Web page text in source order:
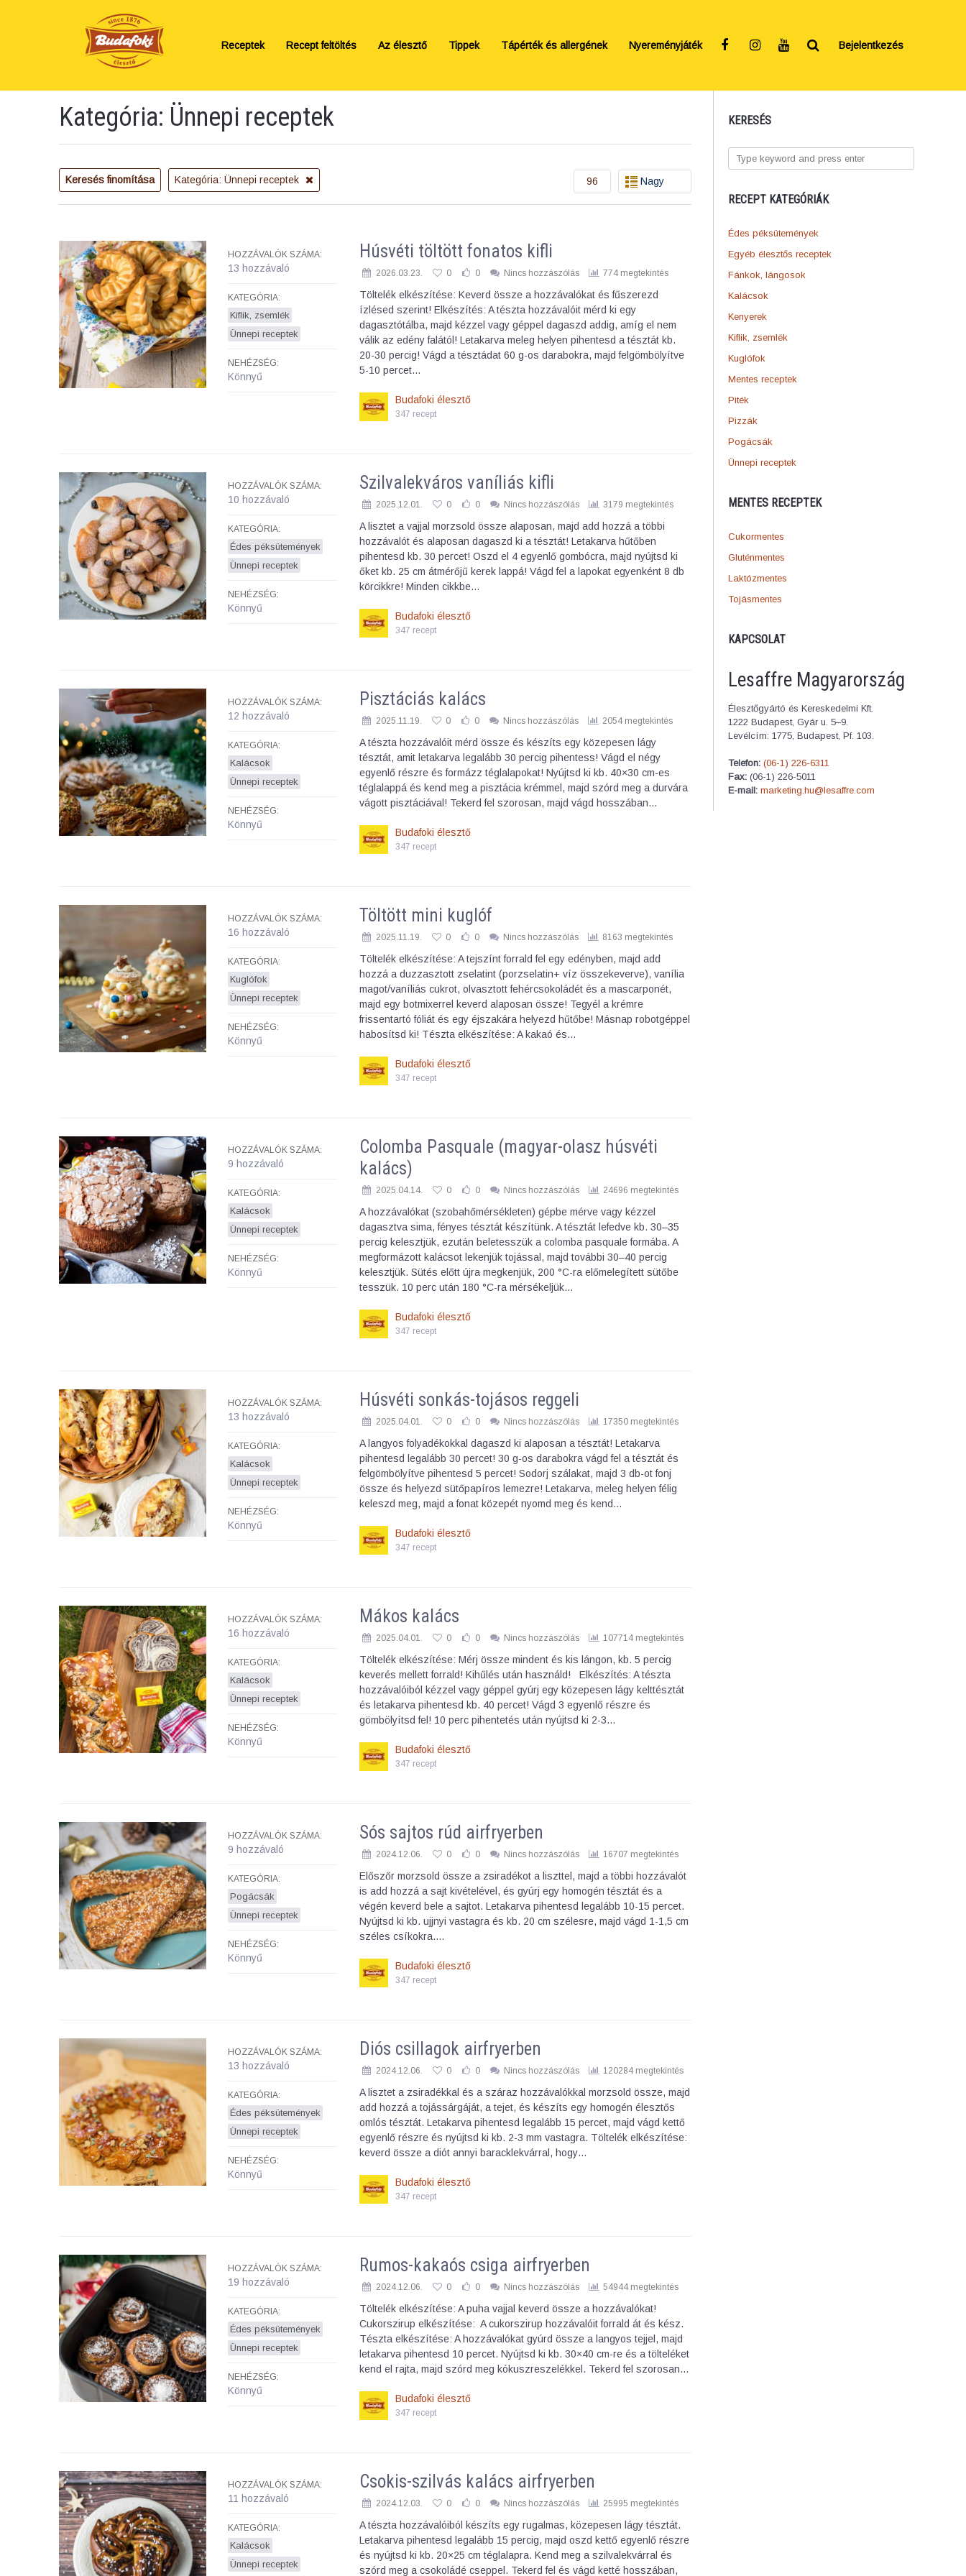
Receptek Recept feltöltés Az élesztő Tippek Tápérték és allergének Nyereményjáték Bejelentkezés
KERESÉS
RECEPT KATEGÓRIÁK
Édes péksütemények
Egyéb élesztős receptek
Fánkok, lángosok
Kalácsok
Kenyerek
Kiflik, zsemlék
Kuglófok
Mentes receptek
Piték
Pizzák
Pogácsák
Ünnepi receptek
MENTES RECEPTEK
Cukormentes
Gluténmentes
Laktózmentes
Tojásmentes
KAPCSOLAT
Lesaffre Magyarország
Élesztőgyártó és Kereskedelmi Kft.
1222 Budapest, Gyár u. 5–9.
Levélcím: 1775, Budapest, Pf. 103.
Telefon: (06-1) 226-6311
Fax: (06-1) 226-5011
E-mail: marketing.hu@lesaffre.com
Kategória: Ünnepi receptek
Keresés finomítása Kategória: Ünnepi receptek Nagy
96
HOZZÁVALÓK SZÁMA:
13 hozzávaló
KATEGÓRIA:
Kiflik, zsemlék
Ünnepi receptek
NEHÉZSÉG:
Könnyű
Húsvéti töltött fonatos kifli
2026.03.23. 0 0 Nincs hozzászólás 774 megtekintés
Töltelék elkészítése: Keverd össze a hozzávalókat és fűszerezd
ízlésed szerint! Elkészítés: A tészta hozzávalóit mérd ki egy
dagasztótálba, majd kézzel vagy géppel dagaszd addig, amíg el nem
válik az edény falától! Letakarva meleg helyen pihentesd a tésztát kb.
20-30 percig! Vágd a tésztádat 60 g-os darabokra, majd felgömbölyítve
5-10 percet…
Budafoki élesztő
347 recept
HOZZÁVALÓK SZÁMA:
10 hozzávaló
KATEGÓRIA:
Édes péksütemények
Ünnepi receptek
NEHÉZSÉG:
Könnyű
Szilvalekváros vaníliás kifli
2025.12.01. 0 0 Nincs hozzászólás 3179 megtekintés
A lisztet a vajjal morzsold össze alaposan, majd add hozzá a többi
hozzávalót és alaposan dagaszd ki a tésztát! Letakarva hűtőben
pihentesd kb. 30 percet! Oszd el 4 egyenlő gombócra, majd nyújtsd ki
őket kb. 25 cm átmérőjű kerek lappá! Vágd fel a lapokat egyenként 8 db
körcikkre! Minden cikkbe…
Budafoki élesztő
347 recept
HOZZÁVALÓK SZÁMA:
12 hozzávaló
KATEGÓRIA:
Kalácsok
Ünnepi receptek
NEHÉZSÉG:
Könnyű
Pisztáciás kalács
2025.11.19. 0 0 Nincs hozzászólás 2054 megtekintés
A tészta hozzávalóit mérd össze és készíts egy közepesen lágy
tésztát, amit letakarva legalább 30 percig pihentess! Vágd el négy
egyenlő részre és formázz téglalapokat! Nyújtsd ki kb. 40×30 cm-es
téglalappá és kend meg a pisztácia krémmel, majd szórd meg a durvára
vágott pisztáciával! Tekerd fel szorosan, majd vágd hosszában…
Budafoki élesztő
347 recept
HOZZÁVALÓK SZÁMA:
16 hozzávaló
KATEGÓRIA:
Kuglófok
Ünnepi receptek
NEHÉZSÉG:
Könnyű
Töltött mini kuglóf
2025.11.19. 0 0 Nincs hozzászólás 8163 megtekintés
Töltelék elkészítése: A tejszínt forrald fel egy edényben, majd add
hozzá a duzzasztott zselatint (porzselatin+ víz összekeverve), vanília
magot/vaníliás cukrot, olvasztott fehércsokoládét és a mascarponét,
majd egy botmixerrel keverd alaposan össze! Tegyél a krémre
frissentartó fóliát és egy éjszakára helyezd hűtőbe! Másnap robotgéppel
habosítsd ki! Tészta elkészítése: A kakaó és…
Budafoki élesztő
347 recept
HOZZÁVALÓK SZÁMA:
9 hozzávaló
KATEGÓRIA:
Kalácsok
Ünnepi receptek
NEHÉZSÉG:
Könnyű
Colomba Pasquale (magyar-olasz húsvéti
kalács)
2025.04.14. 0 0 Nincs hozzászólás 24696 megtekintés
A hozzávalókat (szobahőmérsékleten) gépbe mérve vagy kézzel
dagasztva sima, fényes tésztát készítünk. A tésztát lefedve kb. 30–35
percig kelesztjük, ezután beletesszük a colomba pasquale formába. A
megformázott kalácsot lekenjük tojással, majd további 30–40 percig
kelesztjük. Sütés előtt újra megkenjük, 200 °C-ra előmelegített sütőbe
tesszük. 10 perc után 180 °C-ra mérsékeljük…
Budafoki élesztő
347 recept
HOZZÁVALÓK SZÁMA:
13 hozzávaló
KATEGÓRIA:
Kalácsok
Ünnepi receptek
NEHÉZSÉG:
Könnyű
Húsvéti sonkás-tojásos reggeli
2025.04.01. 0 0 Nincs hozzászólás 17350 megtekintés
A langyos folyadékokkal dagaszd ki alaposan a tésztát! Letakarva
pihentesd legalább 30 percet! 30 g-os darabokra vágd fel a tésztát és
felgömbölyítve pihentesd 5 percet! Sodorj szálakat, majd 3 db-ot fonj
össze és helyezd sütőpapíros lemezre! Letakarva, meleg helyen félig
keleszd meg, majd a fonat közepét nyomd meg és kend…
Budafoki élesztő
347 recept
HOZZÁVALÓK SZÁMA:
16 hozzávaló
KATEGÓRIA:
Kalácsok
Ünnepi receptek
NEHÉZSÉG:
Könnyű
Mákos kalács
2025.04.01. 0 0 Nincs hozzászólás 107714 megtekintés
Töltelék elkészítése: Mérj össze mindent és kis lángon, kb. 5 percig
keverés mellett forrald! Kihűlés után használd! Elkészítés: A tészta
hozzávalóiból kézzel vagy géppel gyúrj egy közepesen lágy kelttésztát
és letakarva pihentesd kb. 40 percet! Vágd 3 egyenlő részre és
gömbölyítsd fel! 10 perc pihentetés után nyújtsd ki 2-3…
Budafoki élesztő
347 recept
HOZZÁVALÓK SZÁMA:
9 hozzávaló
KATEGÓRIA:
Pogácsák
Ünnepi receptek
NEHÉZSÉG:
Könnyű
Sós sajtos rúd airfryerben
2024.12.06. 0 0 Nincs hozzászólás 16707 megtekintés
Előszőr morzsold össze a zsiradékot a liszttel, majd a többi hozzávalót
is add hozzá a sajt kivételével, és gyúrj egy homogén tésztát és a
végén keverd bele a sajtot. Letakarva pihentesd legalább 10-15 percet.
Nyújtsd ki kb. ujjnyi vastagra és kb. 20 cm szélesre, majd vágd 1-1,5 cm
széles csíkokra.…
Budafoki élesztő
347 recept
HOZZÁVALÓK SZÁMA:
13 hozzávaló
KATEGÓRIA:
Édes péksütemények
Ünnepi receptek
NEHÉZSÉG:
Könnyű
Diós csillagok airfryerben
2024.12.06. 0 0 Nincs hozzászólás 120284 megtekintés
A lisztet a zsiradékkal és a száraz hozzávalókkal morzsold össze, majd
add hozzá a tojássárgáját, a tejet, és készíts egy homogén élesztős
omlós tésztát. Letakarva pihentesd legalább 15 percet, majd vágd kettő
egyenlő részre és nyújtsd ki kb. 2-3 mm vastagra. Töltelék elkészítése:
keverd össze a diót annyi baracklekvárral, hogy…
Budafoki élesztő
347 recept
HOZZÁVALÓK SZÁMA:
19 hozzávaló
KATEGÓRIA:
Édes péksütemények
Ünnepi receptek
NEHÉZSÉG:
Könnyű
Rumos-kakaós csiga airfryerben
2024.12.06. 0 0 Nincs hozzászólás 54944 megtekintés
Töltelék elkészítése: A puha vajjal keverd össze a hozzávalókat!
Cukorszirup elkészítése: A cukorszirup hozzávalóit forrald át és kész.
Tészta elkészítése: A hozzávalókat gyúrd össze a langyos tejjel, majd
letakarva pihentesd 10 percet. Nyújtsd ki kb. 30×40 cm-re és a tölteléket
kend el rajta, majd szórd meg kókuszreszelékkel. Tekerd fel szorosan…
Budafoki élesztő
347 recept
HOZZÁVALÓK SZÁMA:
11 hozzávaló
KATEGÓRIA:
Kalácsok
Ünnepi receptek
Csokis-szilvás kalács airfryerben
2024.12.03. 0 0 Nincs hozzászólás 25995 megtekintés
A tészta hozzávalóiból készíts egy rugalmas, közepesen lágy tésztát.
Letakarva pihentesd legalább 15 percig, majd oszd kettő egyenlő részre
és nyújtsd ki kb. 20×25 cm téglalapra. Kend meg a szilvalekvárral és
szórd meg a csokoládé cseppel. Tekerd fel és vágd ketté hosszában,